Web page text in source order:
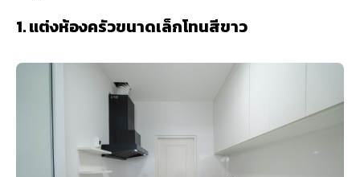
1. แต่งห้องครัวขนาดเล็กโทนสีขาว